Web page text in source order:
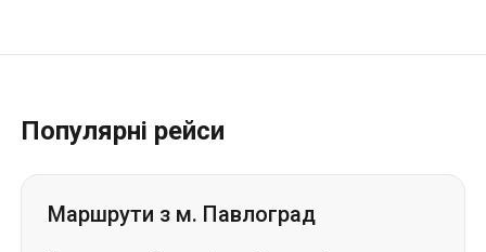
Популярні рейси
Маршрути з м. Павлоград